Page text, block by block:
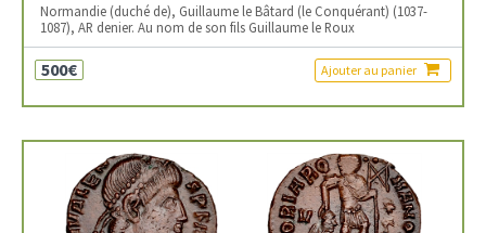
Normandie (duché de), Guillaume le Bâtard (le Conquérant) (1037-
1087), AR denier. Au nom de son fils Guillaume le Roux
500€ Ajouter au panier